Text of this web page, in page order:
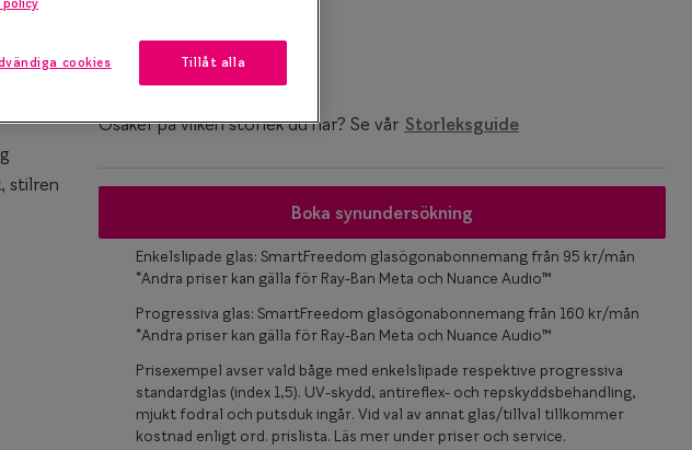
Osäker på vilken storlek du har? Se vår Storleksguide
Boka synundersökning
Enkelslipade glas: SmartFreedom glasögonabonnemang från 95 kr/mån
*Andra priser kan gälla för Ray-Ban Meta och Nuance Audio™
Progressiva glas: SmartFreedom glasögonabonnemang från 160 kr/mån
*Andra priser kan gälla för Ray-Ban Meta och Nuance Audio™
Prisexempel avser vald båge med enkelslipade respektive progressiva
standardglas (index 1,5). UV-skydd, antireflex- och repskyddsbehandling,
mjukt fodral och putsduk ingår. Vid val av annat glas/tillval tillkommer
kostnad enligt ord. prislista. Läs mer under priser och service.
stilren
policy
cookies Tillåt alla